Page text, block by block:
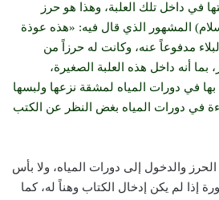
في داخل تلك العلبة، وهذا هو حرز
المشهور الذي قال فيه: «هذه عوذة
مدفوعاً عنه، وكانت له حرزاً من
بما أنه داخل هذه العلبة الصغيرة،
في دورات المياه لمشقة نزعها ولبسها
في دورات المياه بغض النظر عن الكتب
والدخول إلى دورات المياه، ولا بأس
إذا لم يكن إدخال الكتاب وهناً له، كما